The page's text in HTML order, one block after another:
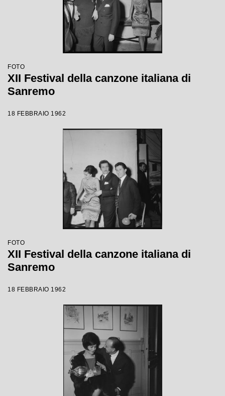
FOTO
XII Festival della canzone italiana di
Sanremo
18 FEBBRAIO 1962
FOTO
XII Festival della canzone italiana di
Sanremo
18 FEBBRAIO 1962